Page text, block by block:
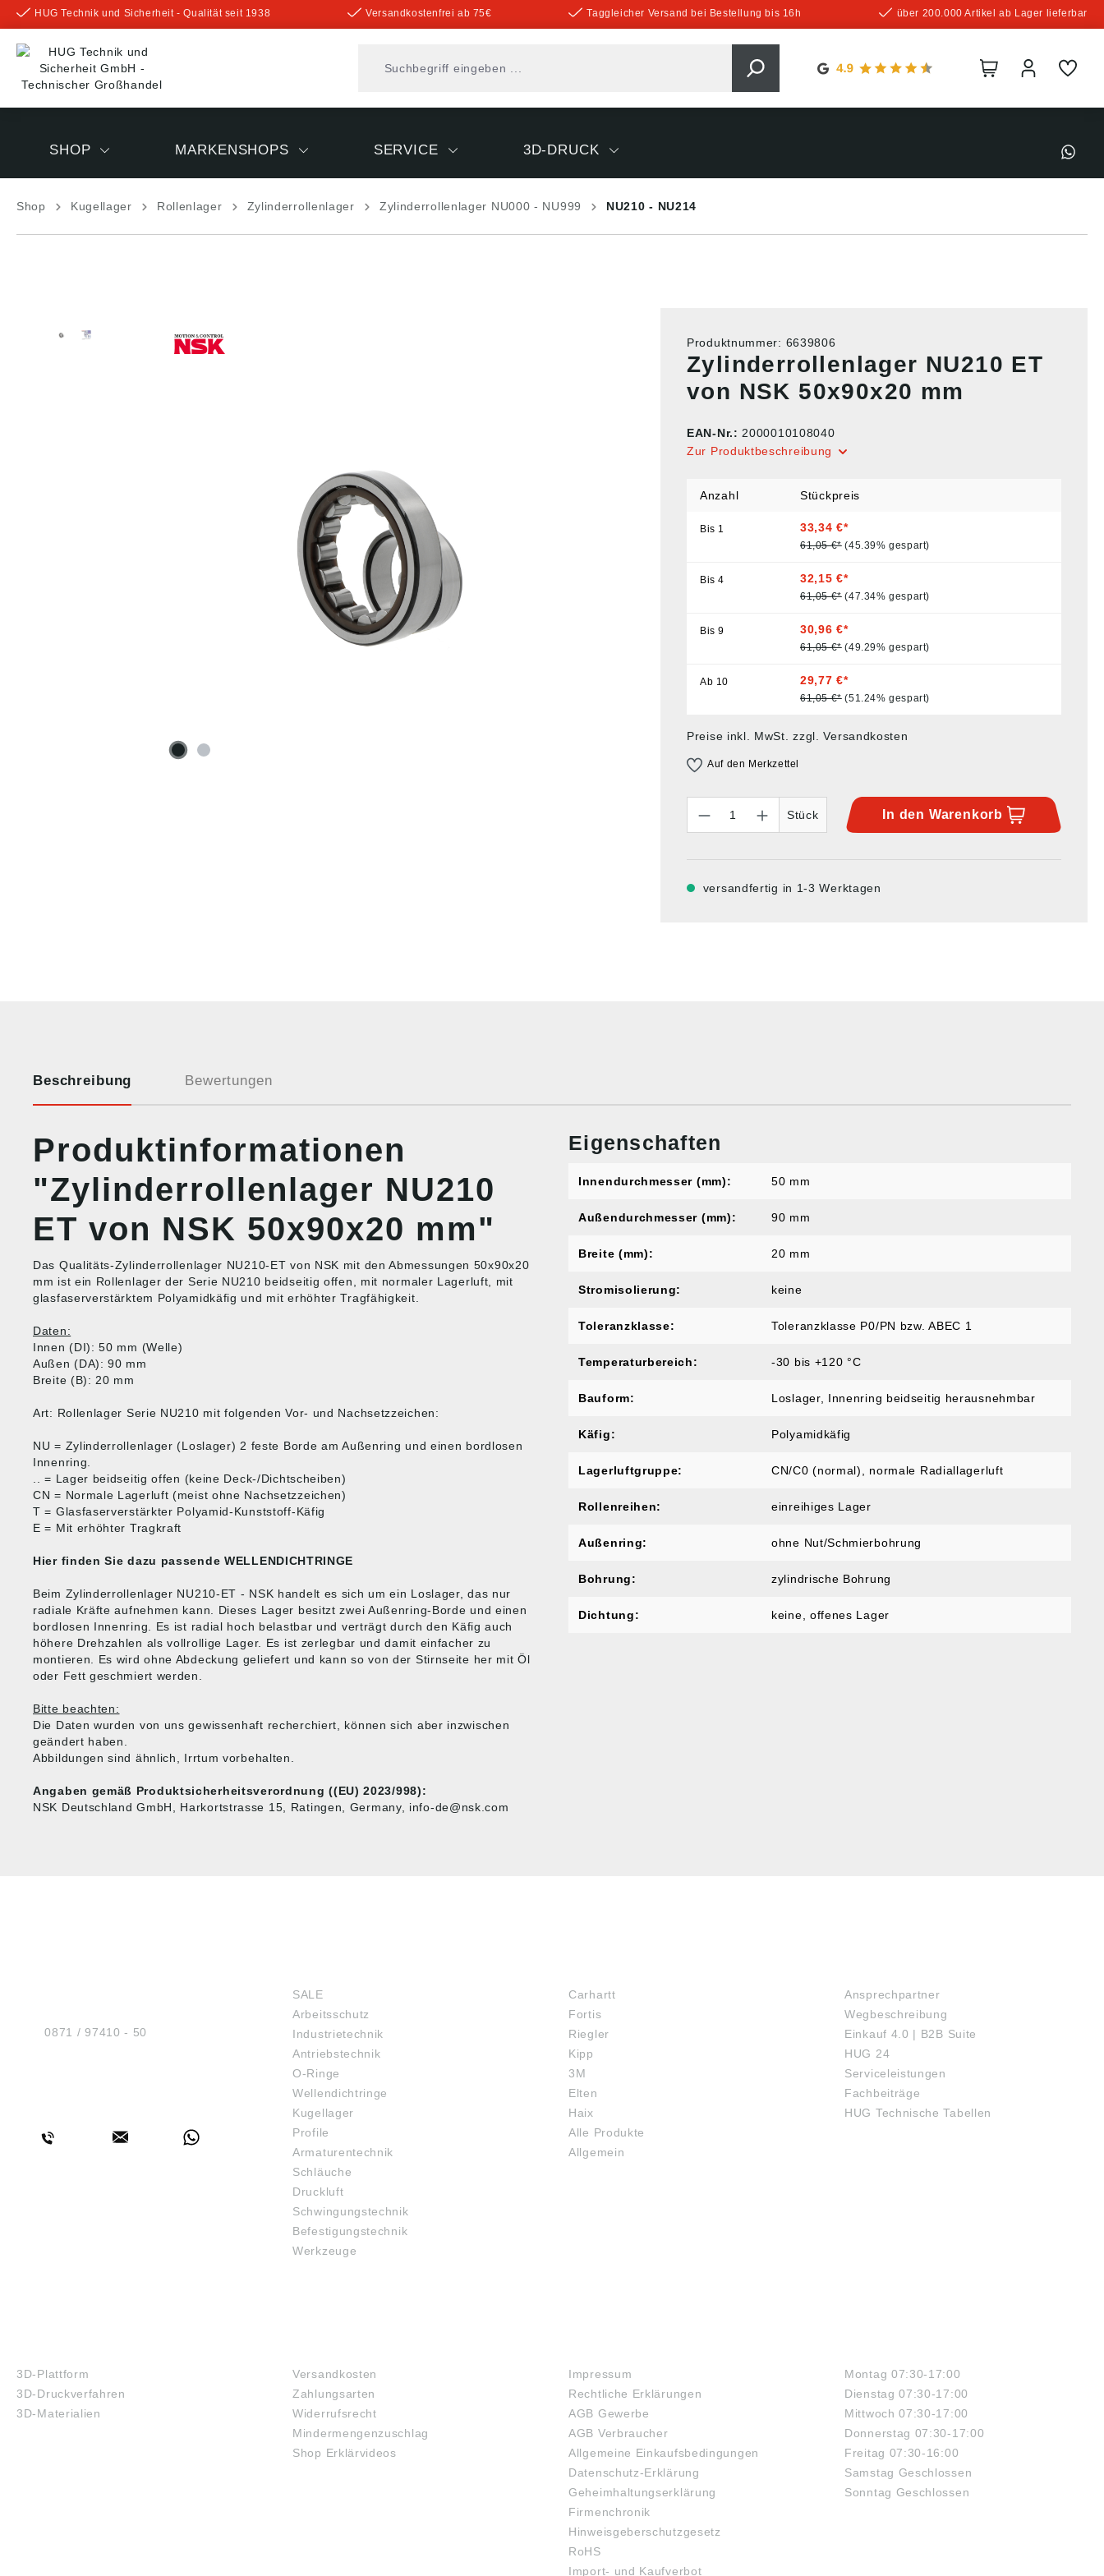
springen
HUG Technik und Sicherheit - Qualität seit 1938 Versandkostenfrei ab 75€ Taggleicher Versand bei Bestellung bis 16h über 200.000 Artikel ab Lager lieferbar
SHOP MARKENSHOPS SERVICE 3D-DRUCK
Shop Kugellager Rollenlager Zylinderrollenlager Zylinderrollenlager NU000 - NU999 NU210 - NU214
Produktnummer: 6639806
Zylinderrollenlager NU210 ET
von NSK 50x90x20 mm
EAN-Nr.:2000010108040
Zur Produktbeschreibung
Anzahl Stückpreis
Bis 1 33,34 €*
61,05 €* (45.39% gespart)
Bis4 32,15 €*
61,05 €* (47.34% gespart)
Bis9 30,96 €*
61,05 €* (49.29% gespart)
Ab 10 29,77 €*
61,05 €* (51.24% gespart)
Preise inkl. MwSt. zzgl. Versandkosten
Auf den Merkzettel
Stück
In den Warenkorb
versandfertig in 1-3 Werktagen
Beschreibung Bewertungen
Produktinformationen
"Zylinderrollenlager NU210
ET von NSK 50x90x20 mm"
Das Qualitäts-Zylinderrollenlager NU210-ET von NSK mit den Abmessungen 50x90x20
mm ist ein Rollenlager der Serie NU210 beidseitig offen, mit normaler Lagerluft, mit
glasfaserverstärktem Polyamidkäfig und mit erhöhter Tragfähigkeit.
Daten:
Innen (DI): 50 mm (Welle)
Außen (DA): 90 mm
Breite (B): 20 mm
Art: Rollenlager Serie NU210 mit folgenden Vor- und Nachsetzzeichen:
NU = Zylinderrollenlager (Loslager) 2 feste Borde am Außenring und einen bordlosen
Innenring.
.. = Lager beidseitig offen (keine Deck-/Dichtscheiben)
CN = Normale Lagerluft (meist ohne Nachsetzzeichen)
T = Glasfaserverstärkter Polyamid-Kunststoff-Käfig
E = Mit erhöhter Tragkraft
Hier finden Sie dazu passende WELLENDICHTRINGE
Beim Zylinderrollenlager NU210-ET - NSK handelt es sich um ein Loslager, das nur
radiale Kräfte aufnehmen kann. Dieses Lager besitzt zwei Außenring-Borde und einen
bordlosen Innenring. Es ist radial hoch belastbar und verträgt durch den Käfig auch
höhere Drehzahlen als vollrollige Lager. Es ist zerlegbar und damit einfacher zu
montieren. Es wird ohne Abdeckung geliefert und kann so von der Stirnseite her mit Öl
oder Fett geschmiert werden.
Bitte beachten:
Die Daten wurden von uns gewissenhaft recherchiert, können sich aber inzwischen
geändert haben.
Abbildungen sind ähnlich, Irrtum vorbehalten.
Angaben gemäß Produktsicherheitsverordnung ((EU) 2023/998):
NSK Deutschland GmbH, Harkortstrasse 15, Ratingen, Germany, info-de@nsk.com
Eigenschaften
Innendurchmesser (mm): 50 mm
Außendurchmesser (mm): 90 mm
Breite (mm): 20 mm
Stromisolierung: keine
Toleranzklasse: Toleranzklasse P0/PN bzw. ABEC 1
Temperaturbereich: -30 bis +120 °C
Bauform: Loslager, Innenring beidseitig herausnehmbar
Käfig: Polyamidkäfig
Lagerluftgruppe: CN/C0 (normal) , normale Radiallagerluft
Rollenreihen: einreihiges Lager
Außenring: ohne Nut/Schmierbohrung
Bohrung: zylindrische Bohrung
Dichtung: keine, offenes Lager
Tel.:0871 / 97410 - 50
SALE
Arbeitsschutz
Industrietechnik
Antriebstechnik
O-Ringe
Wellendichtringe
Kugellager
Profile
Armaturentechnik
Schläuche
Druckluft
Schwingungstechnik
Befestigungstechnik
Werkzeuge
Carhartt
Fortis
Riegler
Kipp
3M
Elten
Haix
Alle Produkte
Allgemein
Ansprechpartner
Wegbeschreibung
Einkauf 4.0 | B2B Suite
HUG 24
Serviceleistungen
Fachbeiträge
HUG Technische Tabellen
3D-Plattform
3D-Druckverfahren
3D-Materialien
Versandkosten
Zahlungsarten
Widerrufsrecht
Mindermengenzuschlag
Shop Erklärvideos
Impressum
Rechtliche Erklärungen
AGB Gewerbe
AGB Verbraucher
Allgemeine Einkaufsbedingungen
Datenschutz-Erklärung
Geheimhaltungserklärung
Firmenchronik
Hinweisgeberschutzgesetz
RoHS
Import- und Kaufverbot
Montag 07:30-17:00
Dienstag 07:30-17:00
Mittwoch 07:30-17:00
Donnerstag 07:30-17:00
Freitag 07:30-16:00
Samstag Geschlossen
Sonntag Geschlossen